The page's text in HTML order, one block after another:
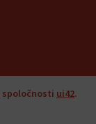
spoločnosti ui42.